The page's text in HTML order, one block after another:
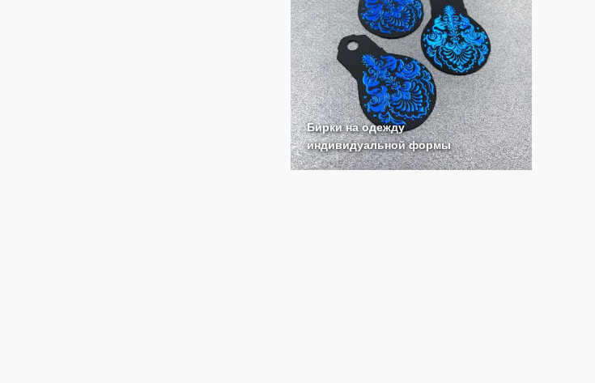
Бирки на одежду
индивидуальной формы